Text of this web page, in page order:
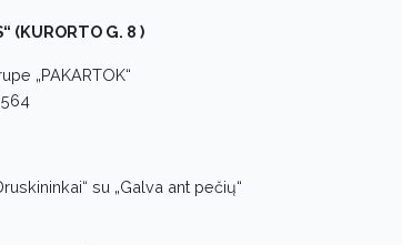
(KURORTO G. 8 )
„PAKARTOK“
su „Galva ant pečių“